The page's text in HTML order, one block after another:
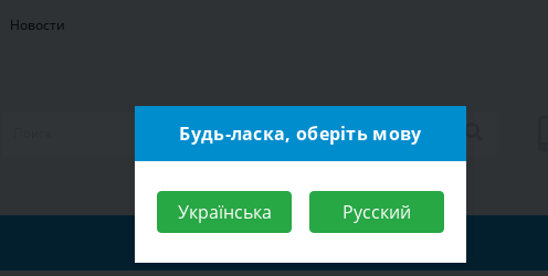
Новости
Будь-ласка, оберіть мову
Українська Русский